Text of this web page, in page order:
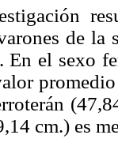
de la
En el sexo
cm.) es